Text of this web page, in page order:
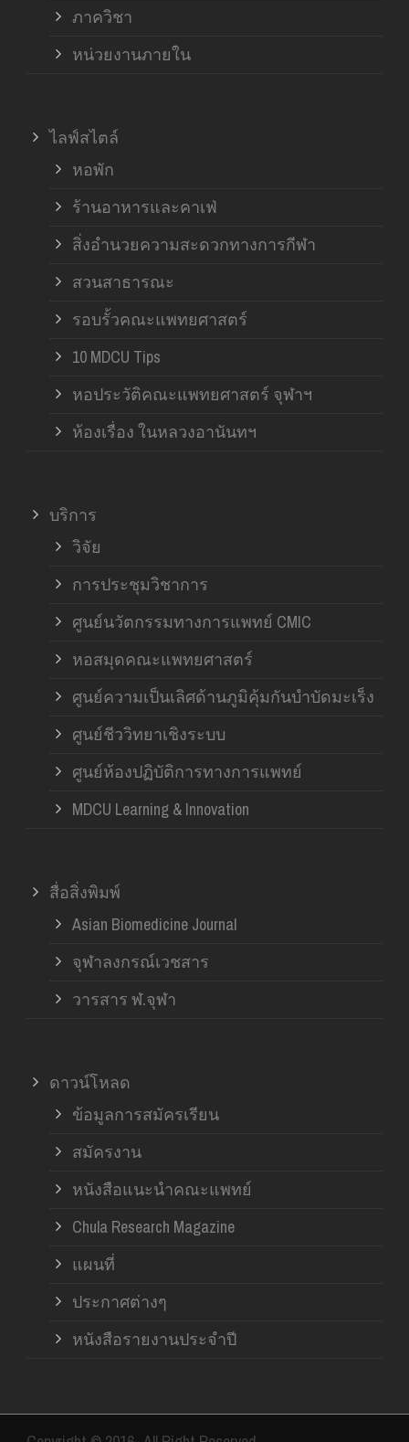
ภาควิชา
หน่วยงานภายใน
ไลฟ์สไตล์
หอพัก
ร้านอาหารและคาเฟ่
สิ่งอำนวยความสะดวกทางการกีฬา
สวนสาธารณะ
รอบรั้วคณะแพทยศาสตร์
10 MDCU Tips
หอประวัติคณะแพทยศาสตร์ จุฬาฯ
ห้องเรื่อง ในหลวงอานันทฯ
บริการ
วิจัย
การประชุมวิชาการ
ศูนย์นวัตกรรมทางการแพทย์ CMIC
หอสมุดคณะแพทยศาสตร์
ศูนย์ความเป็นเลิศด้านภูมิคุ้มกันบำบัดมะเร็ง
ศูนย์ชีววิทยาเชิงระบบ
ศูนย์ห้องปฏิบัติการทางการแพทย์
MDCU Learning & Innovation
สื่อสิ่งพิมพ์
Asian Biomedicine Journal
จุฬาลงกรณ์เวชสาร
วารสาร ฬ.จุฬา
ดาวน์โหลด
ข้อมูลการสมัครเรียน
สมัครงาน
หนังสือแนะนำคณะแพทย์
Chula Research Magazine
แผนที่
ประกาศต่างๆ
หนังสือรายงานประจำปี